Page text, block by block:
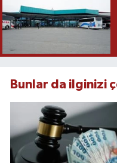
Bunlar da ilginizi